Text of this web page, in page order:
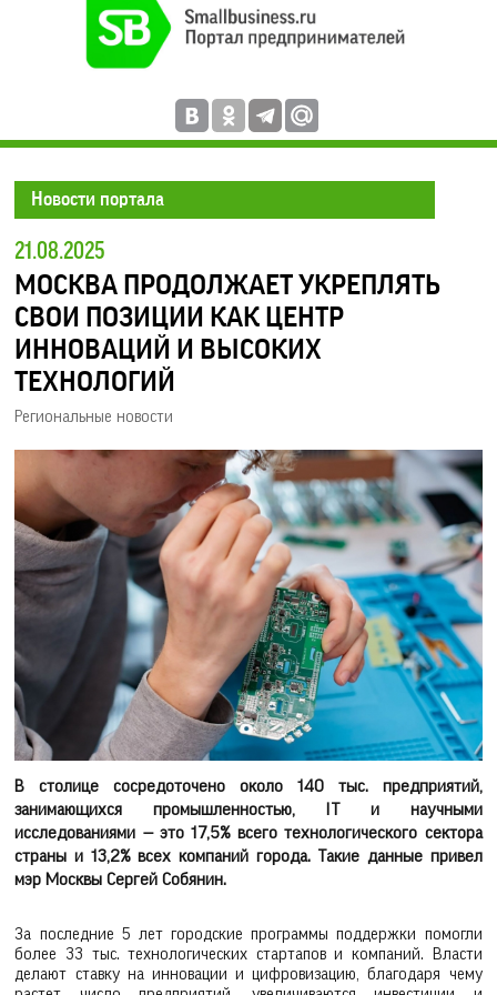
Новости портала
21.08.2025
МОСКВА ПРОДОЛЖАЕТ УКРЕПЛЯТЬ
СВОИ ПОЗИЦИИ КАК ЦЕНТР
ИННОВАЦИЙ И ВЫСОКИХ
ТЕХНОЛОГИЙ
Региональные новости
В столице сосредоточено около 140 тыс. предприятий,
занимающихся промышленностью, IT и научными
исследованиями — это 17,5% всего технологического сектора
страны и 13,2% всех компаний города. Такие данные привел
мэр Москвы Сергей Собянин.
За последние 5 лет городские программы поддержки помогли
более 33 тыс. технологических стартапов и компаний. Власти
делают ставку на инновации и цифровизацию, благодаря чему